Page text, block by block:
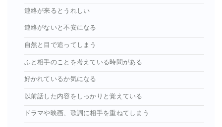
連絡が来るとうれしい
連絡がないと不安になる
自然と目で追ってしまう
ふと相手のことを考えている時間がある
好かれているか気になる
以前話した内容をしっかりと覚えている
ドラマや映画、歌詞に相手を重ねてしまう